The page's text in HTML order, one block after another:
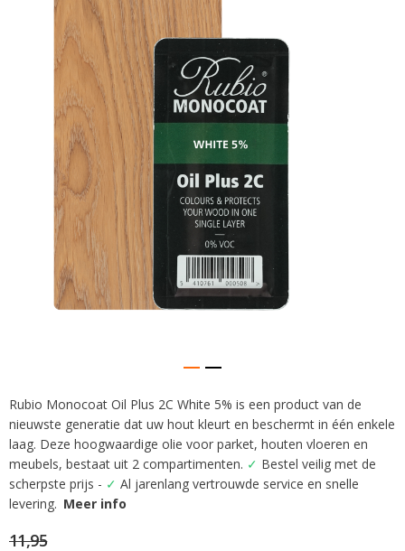
afbeeldingen-
Ga
naar
het
begin
van
de
afbeeldingen-
gallerij
Rubio Monocoat Oil Plus 2C White 5% is een product van de
nieuwste generatie dat uw hout kleurt en beschermt in één enkele
laag. Deze hoogwaardige olie voor parket, houten vloeren en
meubels, bestaat uit 2 compartimenten. ✓ Bestel veilig met de
scherpste prijs - ✓ Al jarenlang vertrouwde service en snelle
levering. Meer info
11,95